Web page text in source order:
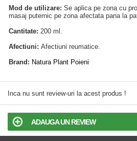
Mod de utilizare: Se aplica pe zona cu
masaj puternic pe zona afectata pana la
Cantitate: 200 ml.
Afectiuni: Afectiuni reumatice.
Brand: Natura Plant Poieni
Inca nu sunt review-uri la acest produs !
ADAUGA UN REVIEW